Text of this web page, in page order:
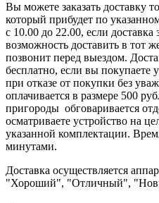
Вы можете заказать доставку
который прибудет по
с 10.00 до 22.00, если доставка
возможность доставить в тот
позвонит перед выездом.
бесплатно, если вы покупаете
при отказе от покупки без
оплачивается в размере 500
пригороды обговаривается
осматриваете устройство на
указанной комплектации.
минутами.
Доставка осуществляется
"Хороший", "Отличный",